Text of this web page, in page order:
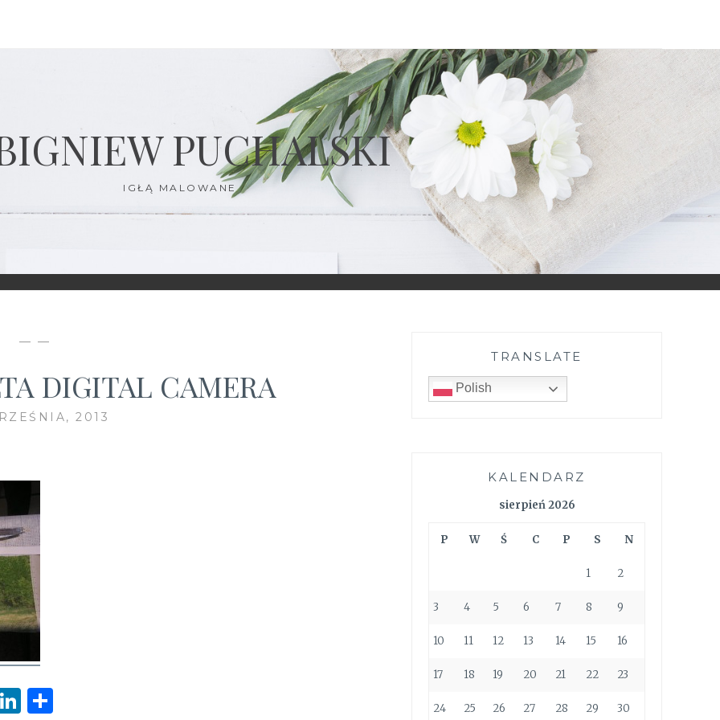
PUCHALSKI
IGŁĄ MALOWANE
— —
DIGITAL CAMERA
2013
Li
TRANSLATE
Polish
KALENDARZ
sierpień 2026
P W Ś C P S N
1 2
3 4 5 6 7 8 9
10 11 12 13 14 15 16
17 18 19 20 21 22 23
24 25 26 27 28 29 30